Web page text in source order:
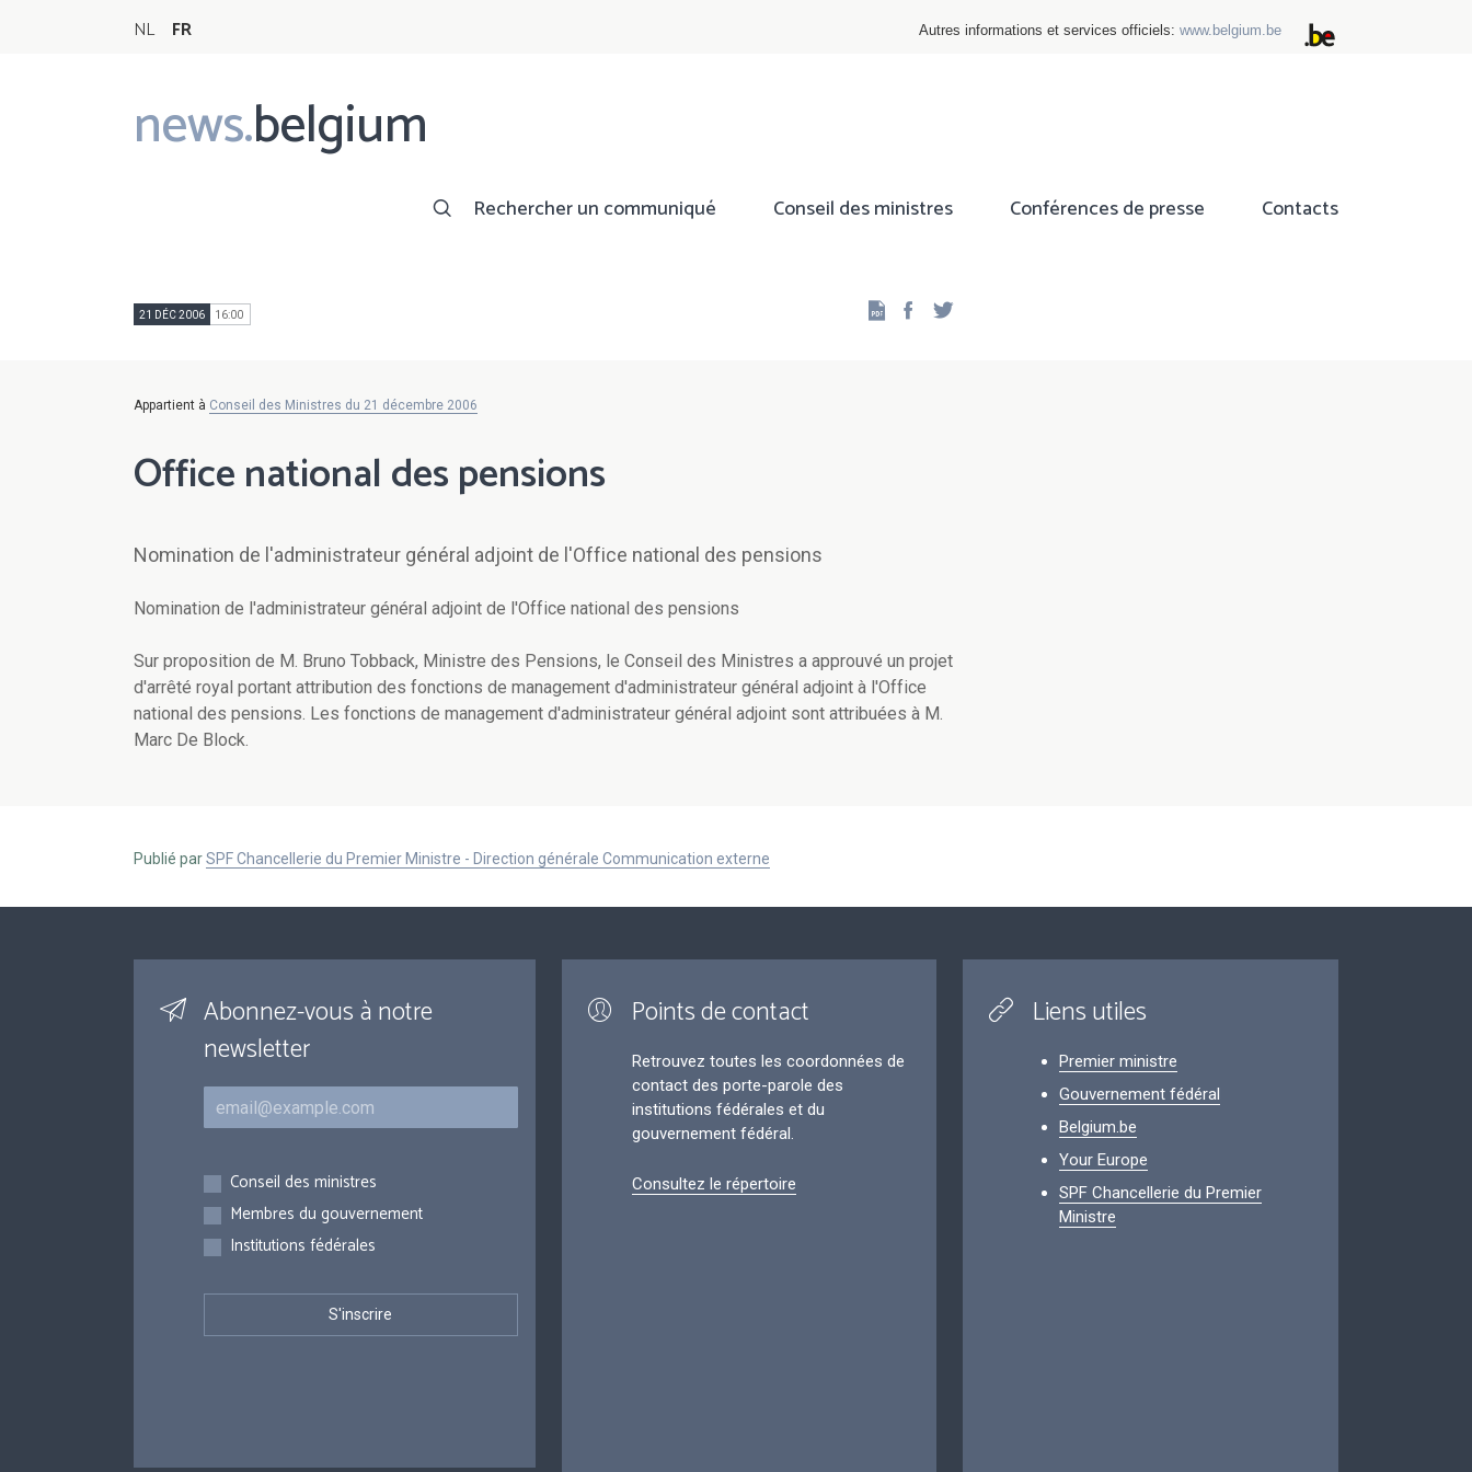
NL FR Autres informations et services officiels: www.belgium.be
news.belgium
Main
navigation
Rechercher un communiqué Conseil des ministres Conférences de presse Contacts
21 DÉC 2006 16:00 Facebook
Appartient à Conseil des Ministres du 21 décembre 2006
Office national des pensions
Nomination de l'administrateur général adjoint de l'Office national des pensions
Nomination de l'administrateur général adjoint de l'Office national des pensions
Sur proposition de M. Bruno Tobback, Ministre des Pensions, le Conseil des Ministres a approuvé un projet
d'arrêté royal portant attribution des fonctions de management d'administrateur général adjoint à l'Office
national des pensions. Les fonctions de management d'administrateur général adjoint sont attribuées à M.
Marc De Block.
Publié parSPF Chancellerie du Premier Ministre - Direction générale Communication externe
Abonnez-vous à notre
newsletter
Courriel
Inscriptions
Conseil des ministres
Membres du gouvernement
Institutions fédérales
Points de contact
Retrouvez toutes les coordonnées de
contact des porte-parole des
institutions fédérales et du
gouvernement fédéral.
Consultez le répertoire
Liens utiles
Premier ministre
Gouvernement fédéral
Belgium.be
Your Europe
SPF Chancellerie du Premier
Ministre